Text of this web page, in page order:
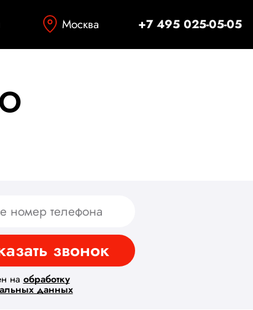
Москва +7 495 025-05-05
звонок
на обработку
данных